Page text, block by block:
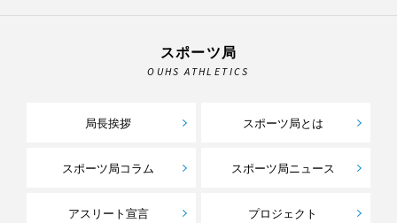
スポーツ局
OUHS ATHLETICS
局長挨拶 スポーツ局とは
スポーツ局コラム スポーツ局ニュース
アスリート宣言 プロジェクト